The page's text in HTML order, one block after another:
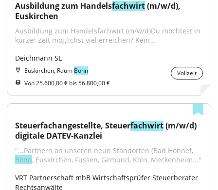
Ausbildung zum Handelsfachwirt (m/w/d),
Euskirchen
Ausbildung zum Handelsfachwirt (m/w/d)Du möchtest in
kurzer Zeit möglichst viel erreichen? Kein...
Deichmann SE
Euskirchen, Raum Bonn
Vollzeit
Von 25.600,00 € bis 56.800,00 €
Steuerfachangestellte, Steuerfachwirt (m/w/d)
digitale DATEV-Kanzlei
Bonn, Euskirchen, Füssen, Gemünd, Köln, Meckenheim..."
VRT Partnerschaft mbB Wirtschaftsprüfer Steuerberater
Rechtsanwälte